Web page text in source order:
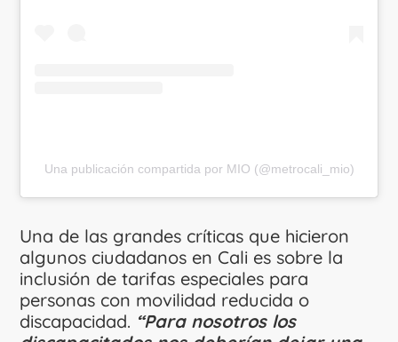
Una publicación compartida por MIO (@metrocali_mio)
Una de las grandes críticas que hicieron
algunos ciudadanos en Cali es sobre la
inclusión de tarifas especiales para
personas con movilidad reducida o
discapacidad. “Para nosotros los